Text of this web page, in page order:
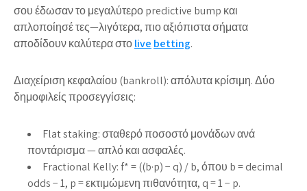
σου έδωσαν το μεγαλύτερο predictive bump και
απλοποίησέ τες—λιγότερα, πιο αξιόπιστα σήματα
αποδίδουν καλύτερα στοlive betting.
Διαχείριση κεφαλαίου (bankroll): απόλυτα κρίσιμη. Δύο
δημοφιλείς προσεγγίσεις:
Flat staking: σταθερό ποσοστό μονάδων ανά
ποντάρισμα — απλό και ασφαλές.
Fractional Kelly: f* = ((b·p) − q) / b, όπου b = decimal
odds − 1, p = εκτιμώμενη πιθανότητα, q = 1 − p.